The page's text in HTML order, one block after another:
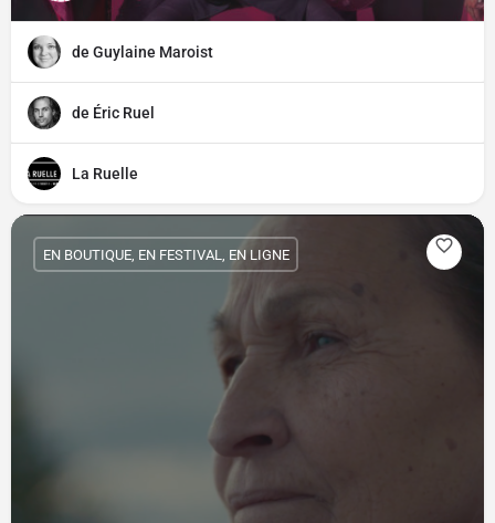
de Guylaine Maroist
de Éric Ruel
La Ruelle
EN BOUTIQUE, EN FESTIVAL, EN LIGNE